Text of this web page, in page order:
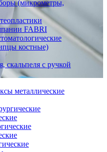
(микрометры,
FABRI
костные)
скальпеля с ручкой
металлические